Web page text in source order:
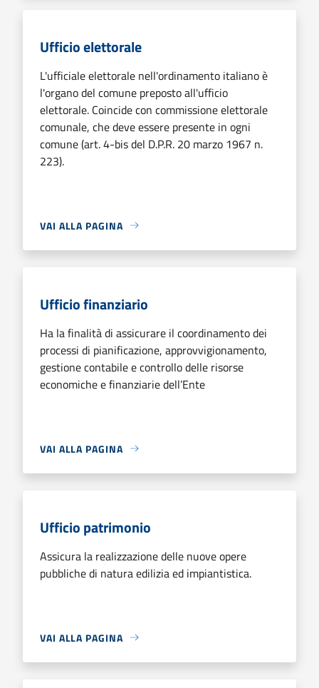
Ufficio elettorale
L'ufficiale elettorale nell'ordinamento italiano è
l'organo del comune preposto all'ufficio
elettorale. Coincide con commissione elettorale
comunale, che deve essere presente in ogni
comune (art. 4-bis del D.P.R. 20 marzo 1967 n.
223).
VAI ALLA PAGINA
Ufficio finanziario
Ha la finalità di assicurare il coordinamento dei
processi di pianificazione, approvvigionamento,
gestione contabile e controllo delle risorse
economiche e finanziarie dell’Ente
VAI ALLA PAGINA
Ufficio patrimonio
Assicura la realizzazione delle nuove opere
pubbliche di natura edilizia ed impiantistica.
VAI ALLA PAGINA